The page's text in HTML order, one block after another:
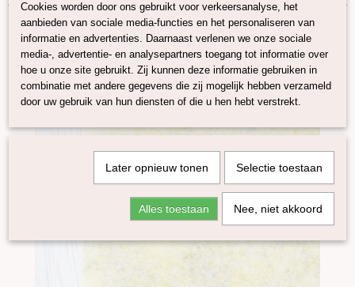
Cookies worden door ons gebruikt voor verkeersanalyse, het
aanbieden van sociale media-functies en het personaliseren van
informatie en advertenties. Daarnaast verlenen we onze sociale
media-, advertentie- en analysepartners toegang tot informatie over
hoe u onze site gebruikt. Zij kunnen deze informatie gebruiken in
combinatie met andere gegevens die zij mogelijk hebben verzameld
door uw gebruik van hun diensten of die u hen hebt verstrekt.
Later opnieuw tonen Selectie toestaan
Alles toestaan Nee, niet akkoord